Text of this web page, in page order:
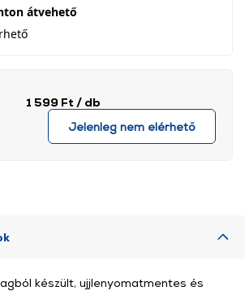
átvehető
1 599 Ft / db
Jelenleg nem elérhető
készült, ujjlenyomatmentes és